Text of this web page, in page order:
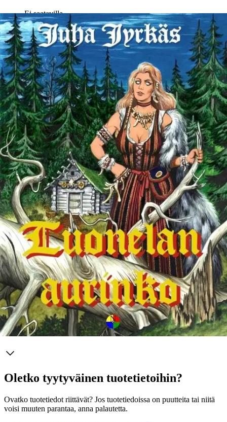
Ei saatavilla
Tuotekuvaus
”Onko sinulle kerrottu, kuinka maailma loppui? Onko sinulle
kerrottu, kuinka Manalan talvi tuhosi Kalevalan, Ouramoisen
valtakunnan?” Maaemä on maailma, jossa sanoilla on mahtia ja
tietäjien loitsuilla tehoa. Siellä rohkea mies tai nainen voi ottaa
kohtalon omiin käsiinsä. Mutta pahaa-aavistamaton kulkija voi
kohdata tiellään mustaa magiaa käyttävän Tuonelan auringon
veljeskunnan, pahansuopuudesta voimansa saavia henkiä tai
vaikkapa esiaikaisen Pimentolan käärmekansan.Ja tietenkin,
ihmisten kateus ja ajattelemattomuus ovat myös monen
onnettomuuden alku ja juuri, kuten meidänkin maailmassamme.
Juha Jyrkkään suomalaiskansalliset ja suomalais-ugrilaisuudesta
voimansa ammentavat fantasianovellit sijoittuvat samaan myyttiseen
maailmaan kuin hänen esikoisteoksensa Ouramoinen sekä miekka ja
magia -seikkailu Kainoan musta linna. Tarinoista kolme on aiemmin
julkaistu, loput ovat julkaisemattomia. Mukana myös runoja ja
Maaemän historiaa valaiseva kirjoitus. Juha Jyrkäs on runollisen
sankarifantasian maailmassa omalla mukavuusalueellaan. Luvassa
eeppisiä taisteluja, väkevää taikuutta, alkukantaista seksiä ja suuria
tunteita! Kahdessa novellissa mukana myös Jyrkkään vanha sankari,
Oivas Repänen. Fantasian lisäksi Jyrkäs on julkaissut kauhua ja
tieteistoimintaa ja musiikkirintamalla kantelemetallia.
Näytä lisää tuotekuvausta
Ominaisuudet
Oletko tyytyväinen tuotetietoihin?
Ovatko tuotetiedot riittävät? Jos tuotetiedoissa on puutteita tai niitä
voisi muuten parantaa, anna palautetta.